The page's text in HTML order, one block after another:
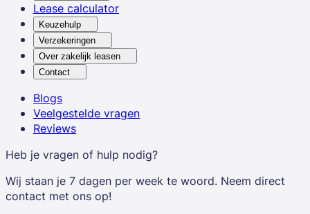
Lease calculator
Keuzehulp
Verzekeringen
Over zakelijk leasen
Contact
Blogs
Veelgestelde vragen
Reviews
Heb je vragen of hulp nodig?
Wij staan je 7 dagen per week te woord. Neem direct
contact met ons op!